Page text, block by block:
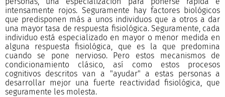
intensamente rojos. Seguramente hay factores biológicos
que predisponen más a unos individuos que a otros a dar
una mayor tasa de respuesta fisiológica. Seguramente, cada
individuo está especializado en mayor o menor medida en
alguna respuesta fisiológica, que es la que predomina
cuando se pone nervioso. Pero estos mecanismos de
condicionamiento clásico, así como estos procesos
cognitivos descritos van a "ayudar" a estas personas a
desarrollar mejor una fuerte reactividad fisiológica, que
seguramente les molesta.